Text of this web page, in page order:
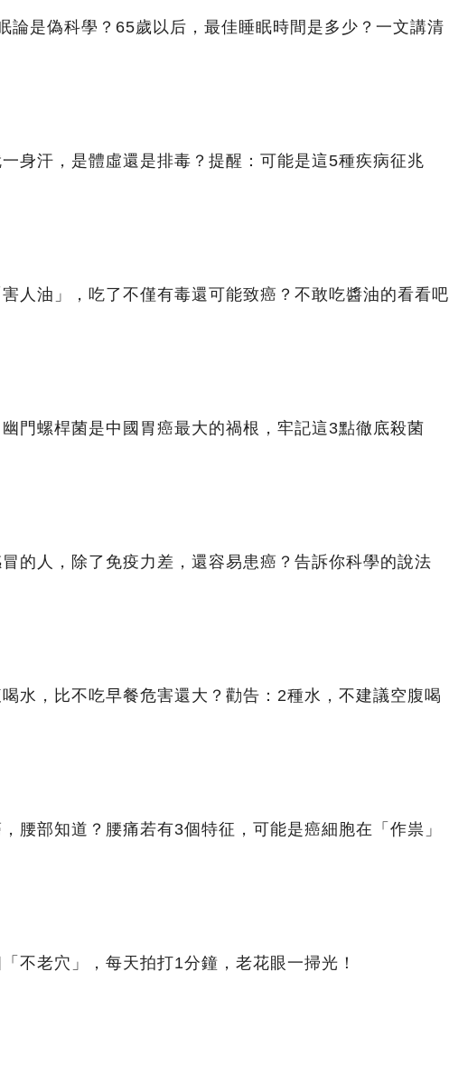
論是偽科學？65歲以后，最佳睡眠時間是多少？一文講清
身汗，是體虛還是排毒？提醒：可能是這5種疾病征兆
人油」，吃了不僅有毒還可能致癌？不敢吃醬油的看看吧
門螺桿菌是中國胃癌最大的禍根，牢記這3點徹底殺菌
的人，除了免疫力差，還容易患癌？告訴你科學的說法
水，比不吃早餐危害還大？勸告：2種水，不建議空腹喝
腰部知道？腰痛若有3個特征，可能是癌細胞在「作祟」
不老穴」，每天拍打1分鐘，老花眼一掃光！